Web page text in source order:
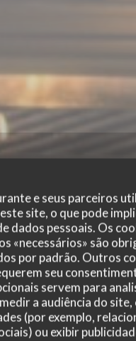
e seus parceiros
site, o que pode
dados pessoais. Os
«necessários» são
por padrão. Outros
seu
servem para
a audiência do
(por exemplo,
ou exibir
quality_price: 5/5